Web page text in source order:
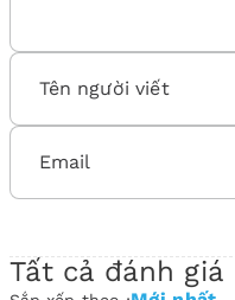
Tất cả đánh giá